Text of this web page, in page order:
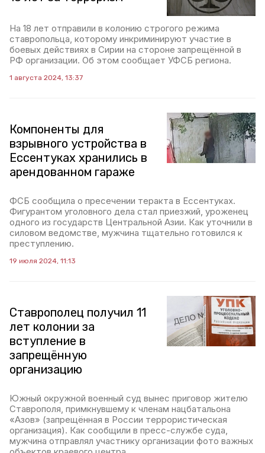
На 18 лет отправили в колонию строгого режима
ставропольца, которому инкриминируют участие в
боевых действиях в Сирии на стороне запрещённой в
РФ организации. Об этом сообщает УФСБ региона.
1 августа 2024, 13:37
Компоненты для
взрывного устройства в
Ессентуках хранились в
арендованном гараже
ФСБ сообщила о пресечении теракта в Ессентуках.
Фигурантом уголовного дела стал приезжий, уроженец
одного из государств Центральной Азии. Как уточнили в
силовом ведомстве, мужчина тщательно готовился к
преступлению.
19 июля 2024, 11:13
Ставрополец получил 11
лет колонии за
вступление в
запрещённую
организацию
Южный окружной военный суд вынес приговор жителю
Ставрополя, примкнувшему к членам нацбатальона
«Азов» (запрещённая в России террористическая
организация). Как сообщили в пресс-службе суда,
мужчина отправлял участнику организации фото важных